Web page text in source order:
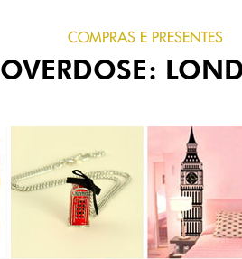
COMPRAS E PRESENTES
OVERDOSE: